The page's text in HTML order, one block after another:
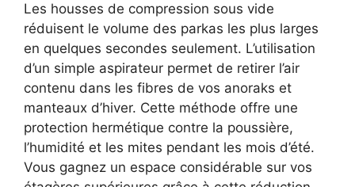
Les housses de compression sous vide
réduisent le volume des parkas les plus larges
en quelques secondes seulement. L’utilisation
d’un simple aspirateur permet de retirer l’air
contenu dans les fibres de vos anoraks et
manteaux d’hiver. Cette méthode offre une
protection hermétique contre la poussière,
l’humidité et les mites pendant les mois d’été.
Vous gagnez un espace considérable sur vos